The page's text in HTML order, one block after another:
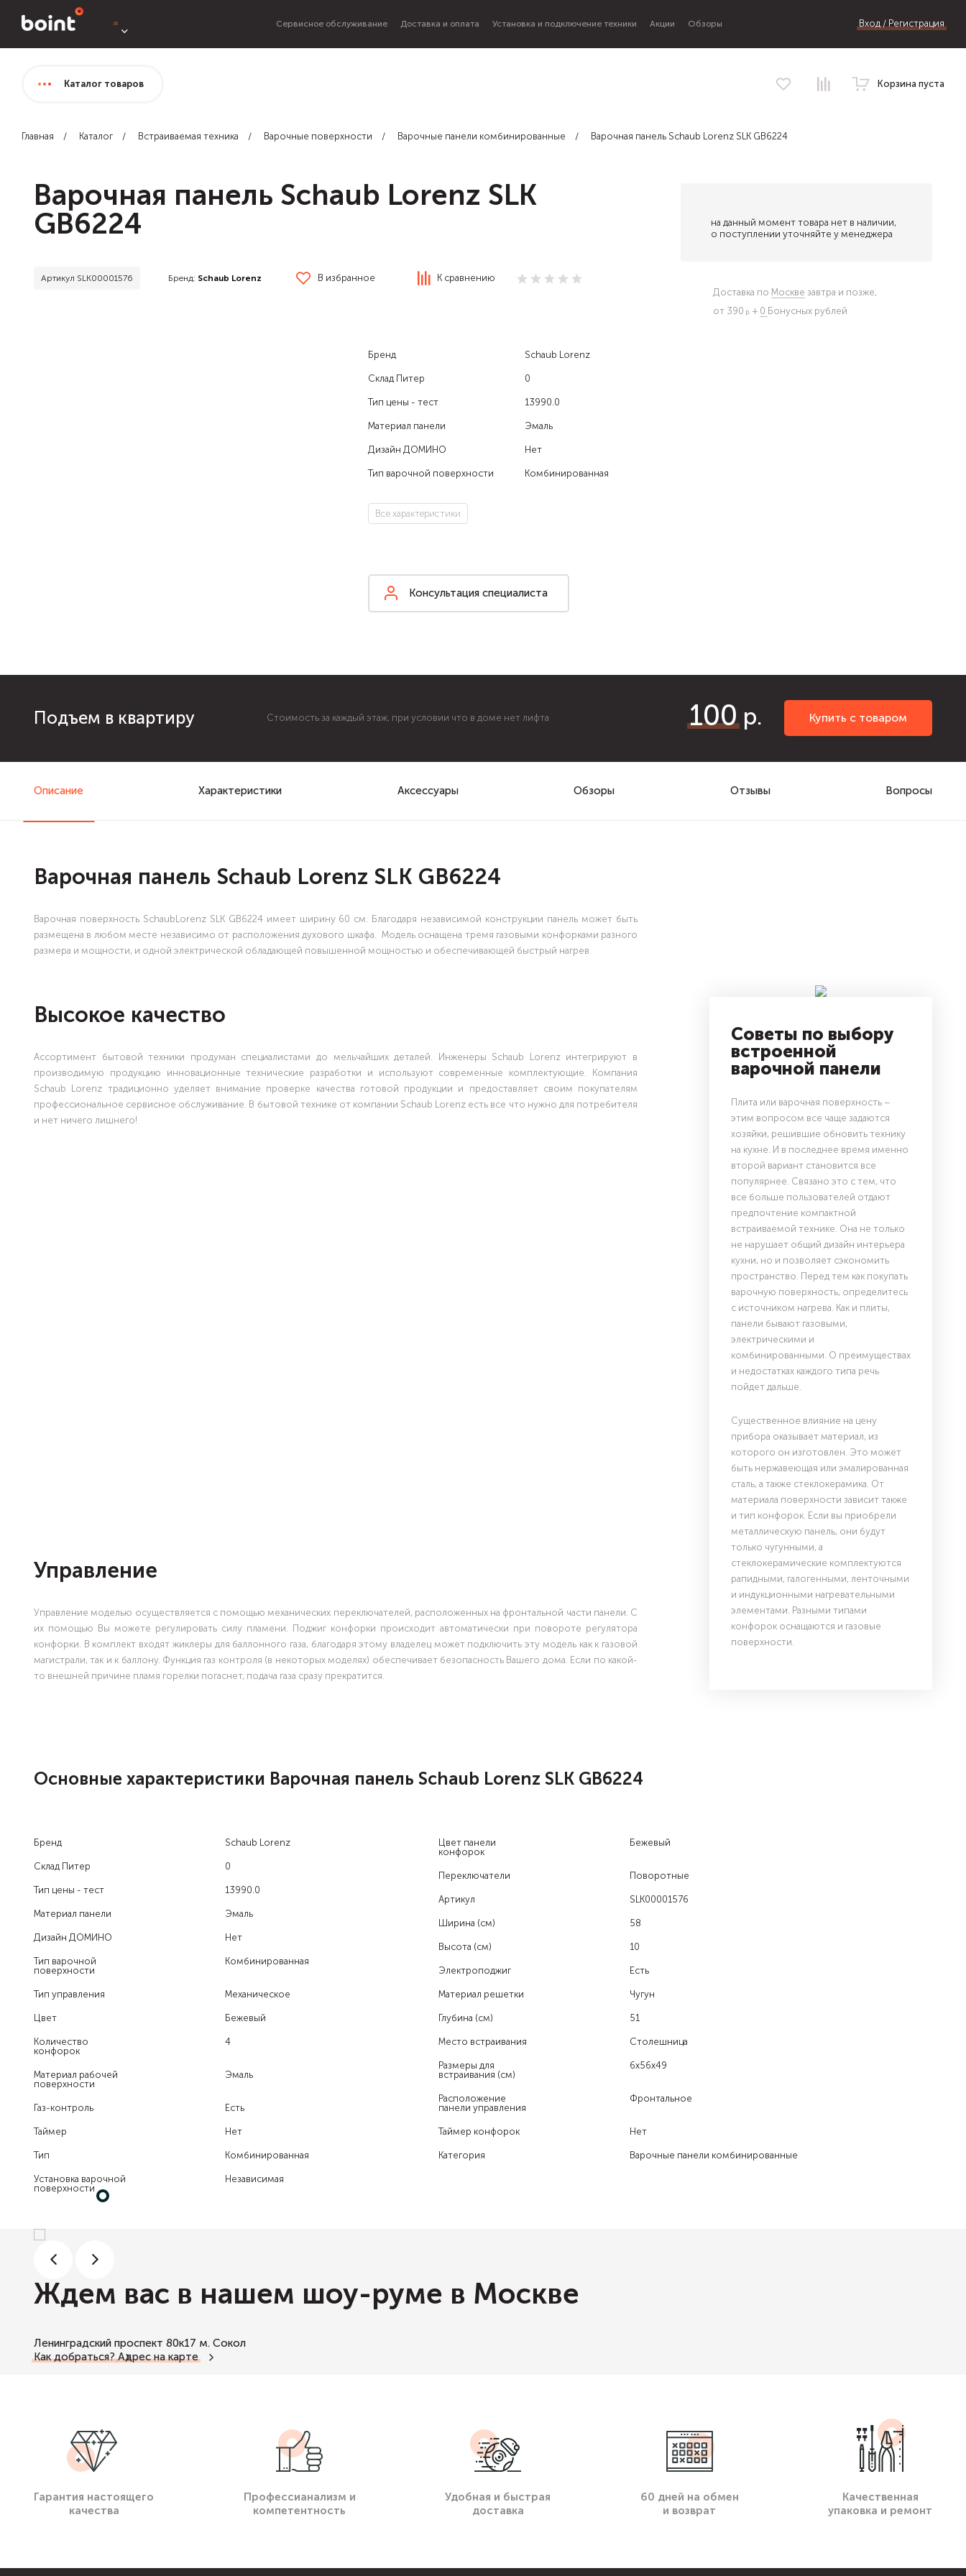
Сервисное обслуживание Доставка и оплата Установка и подключение техники Акции Обзоры Вход / Регистрация
Каталог товаров Корзина пуста
Главная Каталог Встраиваемая техника Варочные поверхности Варочные панели комбинированные Варочная панель Schaub Lorenz SLK GB6224
Варочная панель Schaub Lorenz SLK
GB6224
Артикул SLK00001576 Бренд: Schaub Lorenz В избранное К сравнению
Бренд Schaub Lorenz
Склад Питер 0
Тип цены - тест 13990.0
Материал панели Эмаль
Дизайн ДОМИНО Нет
Тип варочной поверхности Комбинированная
Все характеристики
Консультация специалиста
на данный момент товара нет в наличии,
о поступлении уточняйте у менеджера
Доставка по Москве завтра и позже,
от 390
+ 0 Бонусных рублей
Подъем в квартиру Стоимость за каждый этаж, при условии что в доме нет лифта 100 Купить с товаром
Описание Характеристики Аксессуары Обзоры Отзывы Вопросы
Варочная панель Schaub Lorenz SLK GB6224
Варочная поверхность SchaubLorenz SLK GB6224 имеет ширину 60 см. Благодаря независимой конструкции панель может быть
размещена в любом месте независимо от расположения духового шкафа. Модель оснащена тремя газовыми конфорками разного
размера и мощности, и одной электрической обладающей повышенной мощностью и обеспечивающей быстрый нагрев.
Высокое качество
Ассортимент бытовой техники продуман специалистами до мельчайших деталей. Инженеры Schaub Lorenz интегрируют в
производимую продукцию инновационные технические разработки и используют современные комплектующие. Компания
Schaub Lorenz традиционно уделяет внимание проверке качества готовой продукции и предоставляет своим покупателям
профессиональное сервисное обслуживание. В бытовой технике от компании Schaub Lorenz есть все что нужно для потребителя
и нет ничего лишнего!
Управление
Управление моделью осуществляется с помощью механических переключателей, расположенных на фронтальной части панели. С
их помощью Вы можете регулировать силу пламени. Поджиг конфорки происходит автоматически при повороте регулятора
конфорки. В комплект входят жиклеры для баллонного газа, благодаря этому владелец может подключить эту модель как к газовой
магистрали, так и к баллону. Функция газ контроля (в некоторых моделях) обеспечивает безопасность Вашего дома. Если по какой-
то внешней причине пламя горелки погаснет, подача газа сразу прекратится.
Советы по выбору
встроенной
варочной панели
Плита или варочная поверхность –
этим вопросом все чаще задаются
хозяйки, решившие обновить технику
на кухне. И в последнее время именно
второй вариант становится все
популярнее. Связано это с тем, что
все больше пользователей отдают
предпочтение компактной
встраиваемой технике. Она не только
не нарушает общий дизайн интерьера
кухни, но и позволяет сэкономить
пространство. Перед тем как покупать
варочную поверхность, определитесь
с источником нагрева. Как и плиты,
панели бывают газовыми,
электрическими и
комбинированными. О преимуществах
и недостатках каждого типа речь
пойдет дальше.
Существенное влияние на цену
прибора оказывает материал, из
которого он изготовлен. Это может
быть нержавеющая или эмалированная
сталь, а также стеклокерамика. От
материала поверхности зависит также
и тип конфорок. Если вы приобрели
металлическую панель, они будут
только чугунными, а
стеклокерамические комплектуются
рапидными, галогенными, ленточными
и индукционными нагревательными
элементами. Разными типами
конфорок оснащаются и газовые
поверхности.
Основные характеристики Варочная панель Schaub Lorenz SLK GB6224
Бренд Schaub Lorenz
Склад Питер 0
Тип цены - тест 13990.0
Материал панели Эмаль
Дизайн ДОМИНО Нет
Тип варочной
поверхности
Комбинированная
Тип управления Механическое
Цвет Бежевый
Количество
конфорок
4
Материал рабочей
поверхности
Эмаль
Газ-контроль Есть
Таймер Нет
Тип Комбинированная
Установка варочной
поверхности
Независимая
Цвет панели
конфорок
Бежевый
Переключатели Поворотные
Артикул SLK00001576
Ширина (см) 58
Высота (см) 10
Электроподжиг Есть
Материал решетки Чугун
Глубина (см) 51
Место встраивания Столешница
Размеры для
встраивания (см)
6x56x49
Расположение
панели управления
Фронтальное
Таймер конфорок Нет
Категория Варочные панели комбинированные
Ждем вас в нашем шоу-руме в Москве
Ленинградский проспект 80к17 м. Сокол
Как добраться? Адрес на карте
Гарантия настоящего
качества
Профессианализм и
компетентность
Удобная и быстрая
доставка
60 дней на обмен
и возврат
Качественная
упаковка и ремонт